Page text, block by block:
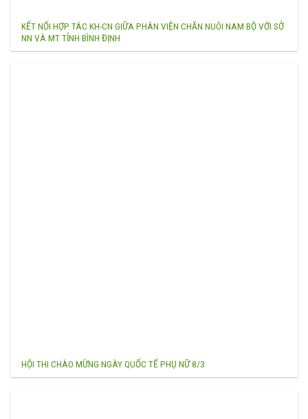
KẾT NỐI HỢP TÁC KH-CN GIỮA PHÂN VIỆN CHĂN NUÔI NAM BỘ VỚI SỞ
NN VÀ MT TỈNH BÌNH ĐỊNH
HỘI THI CHÀO MỪNG NGÀY QUỐC TẾ PHỤ NỮ 8/3